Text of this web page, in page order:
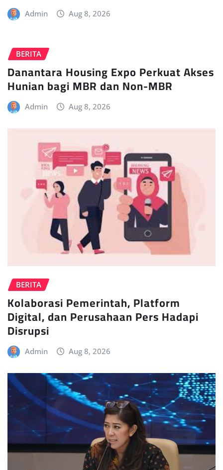
Admin Aug 8, 2026
BERITA
Danantara Housing Expo Perkuat Akses
Hunian bagi MBR dan Non-MBR
Admin Aug 8, 2026
BERITA
Kolaborasi Pemerintah, Platform
Digital, dan Perusahaan Pers Hadapi
Disrupsi
Admin Aug 8, 2026